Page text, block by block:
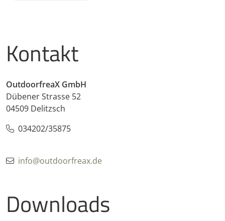
Kontakt
OutdoorfreaX GmbH
Dübener Strasse 52
04509 Delitzsch
034202/35875
info@outdoorfreax.de
Downloads